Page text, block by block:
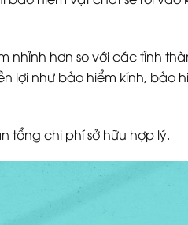
nhỉnh hơn so với các tỉnh
lợi như bảo hiểm kính, bảo
tổng chi phí sở hữu hợp lý.